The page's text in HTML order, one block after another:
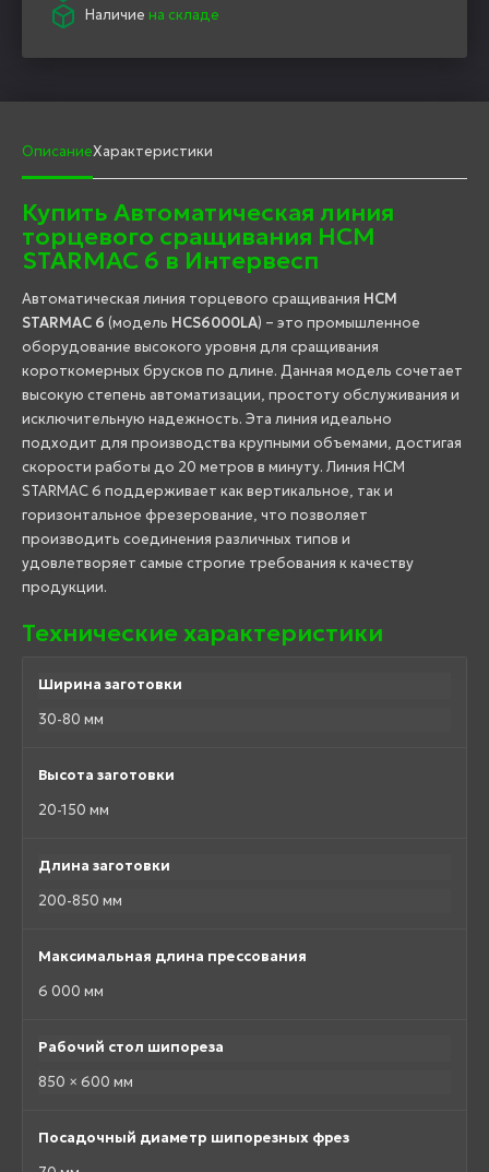
Наличие на складе
ОписаниеХарактеристики
Купить Автоматическая линия
торцевого сращивания HCM
STARMAC 6 в Интервесп
Автоматическая линия торцевого сращивания HCM
STARMAC 6 (модель HCS6000LA) – это промышленное
оборудование высокого уровня для сращивания
короткомерных брусков по длине. Данная модель сочетает
высокую степень автоматизации, простоту обслуживания и
исключительную надежность. Эта линия идеально
подходит для производства крупными объемами, достигая
скорости работы до 20 метров в минуту. Линия HCM
STARMAC 6 поддерживает как вертикальное, так и
горизонтальное фрезерование, что позволяет
производить соединения различных типов и
удовлетворяет самые строгие требования к качеству
продукции.
Технические характеристики
Ширина заготовки
30-80 мм
Высота заготовки
20-150 мм
Длина заготовки
200-850 мм
Максимальная длина прессования
6 000 мм
Рабочий стол шипореза
850 × 600 мм
Посадочный диаметр шипорезных фрез